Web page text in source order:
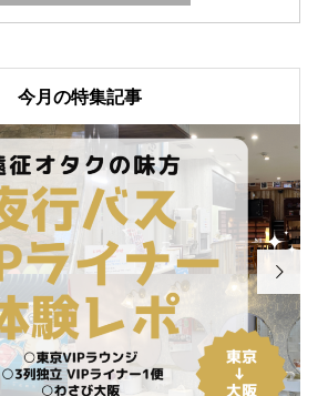
今月の特集記事
